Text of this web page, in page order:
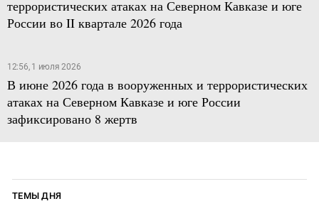
террористических атаках на Северном Кавказе и юге
России во II квартале 2026 года
12:56, 1 июля 2026
В июне 2026 года в вооруженных и террористических
атаках на Северном Кавказе и юге России
зафиксировано 8 жертв
ТЕМЫ ДНЯ